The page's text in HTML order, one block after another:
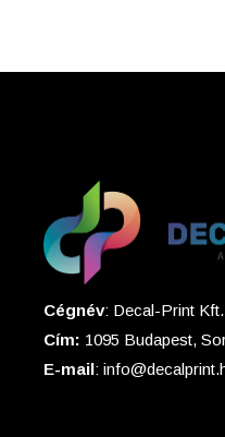
Cégnév: Decal-Print Kft.
Cím: 1095 Budapest,
E-mail: